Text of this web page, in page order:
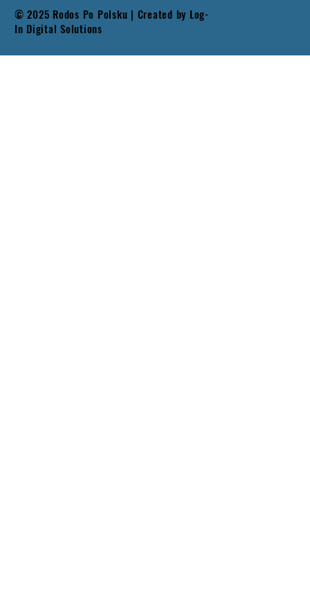
© 2025 Rodos Po Polsku | Created by Log-
In Digital Solutions